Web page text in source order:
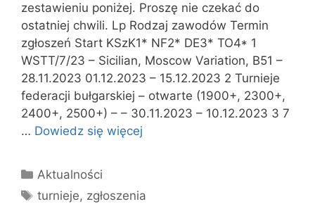
zestawieniu poniżej. Proszę nie czekać do
ostatniej chwili. Lp Rodzaj zawodów Termin
zgłoszeń Start KSzK1* NF2* DE3* TO4* 1
WSTT/7/23 – Sicilian, Moscow Variation, B51 –
28.11.2023 01.12.2023 – 15.12.2023 2 Turnieje
federacji bułgarskiej – otwarte (1900+, 2300+,
2400+, 2500+) – – 30.11.2023 – 10.12.2023 3 7
… Dowiedz się więcej
Kategorie
Aktualności
Tagi
turnieje, zgłoszenia